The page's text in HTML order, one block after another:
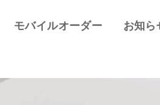
モバイルオーダー お知ら